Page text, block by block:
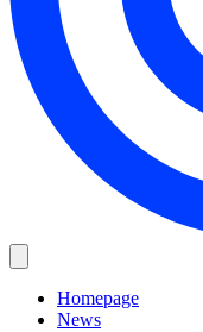
Homepage
News